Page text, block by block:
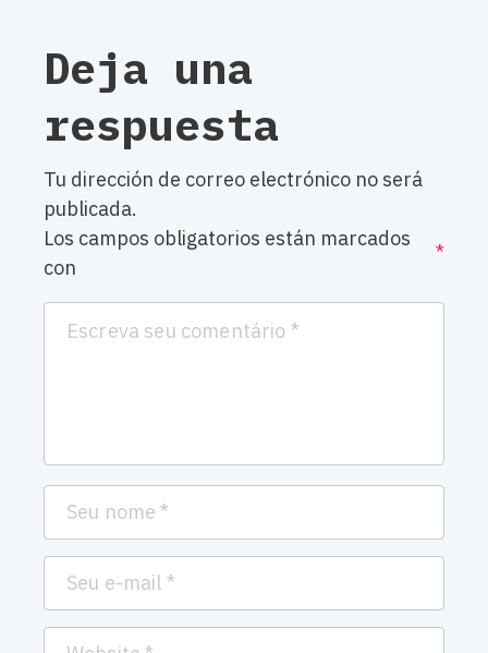
Deja una
respuesta
Tu dirección de correo electrónico no será
publicada.
Los campos obligatorios están marcados
con
*